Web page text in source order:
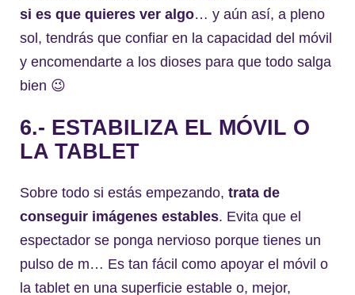
si es que quieres ver algo… y aún así, a pleno
sol, tendrás que confiar en la capacidad del móvil
y encomendarte a los dioses para que todo salga
bien 😉
6.- ESTABILIZA EL MÓVIL O
LA TABLET
Sobre todo si estás empezando, trata de
conseguir imágenes estables. Evita que el
espectador se ponga nervioso porque tienes un
pulso de m… Es tan fácil como apoyar el móvil o
la tablet en una superficie estable o, mejor,